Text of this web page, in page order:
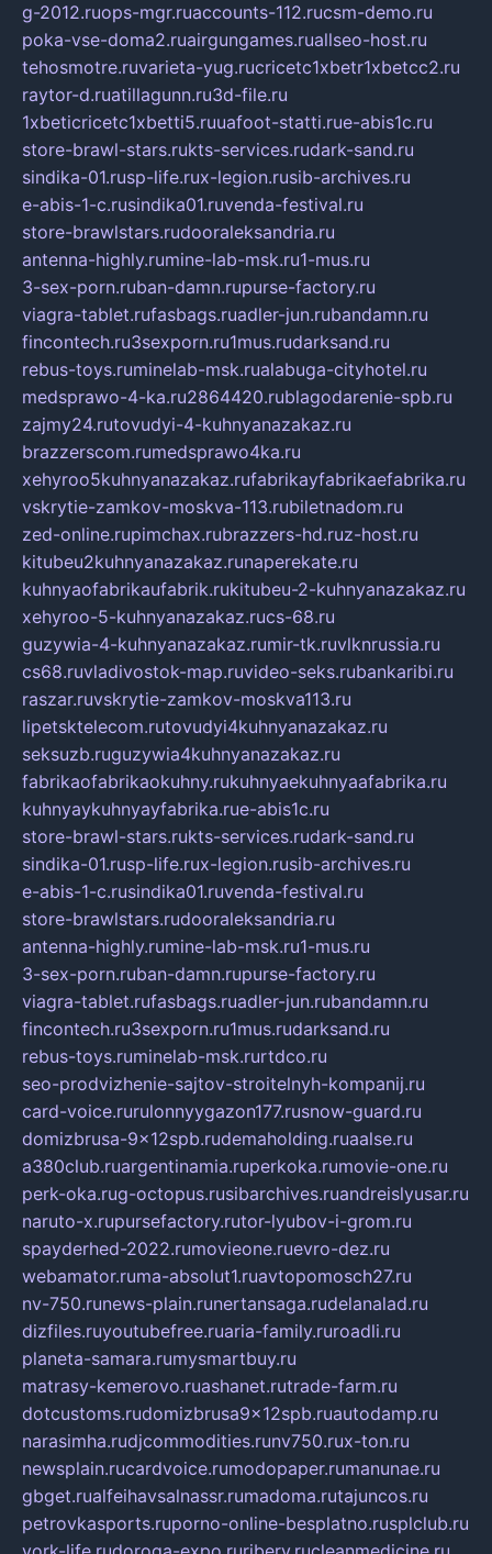
g-2012.ruops-mgr.ruaccounts-112.rucsm-demo.ru
poka-vse-doma2.ruairgungames.ruallseo-host.ru
tehosmotre.ruvarieta-yug.rucricetc1xbetr1xbetcc2.ru
raytor-d.ruatillagunn.ru3d-file.ru
1xbeticricetc1xbetti5.ruuafoot-statti.rue-abis1c.ru
store-brawl-stars.rukts-services.rudark-sand.ru
sindika-01.rusp-life.rux-legion.rusib-archives.ru
e-abis-1-c.rusindika01.ruvenda-festival.ru
store-brawlstars.rudooraleksandria.ru
antenna-highly.rumine-lab-msk.ru1-mus.ru
3-sex-porn.ruban-damn.rupurse-factory.ru
viagra-tablet.rufasbags.ruadler-jun.rubandamn.ru
fincontech.ru3sexporn.ru1mus.rudarksand.ru
rebus-toys.ruminelab-msk.rualabuga-cityhotel.ru
medsprawo-4-ka.ru2864420.rublagodarenie-spb.ru
zajmy24.rutovudyi-4-kuhnyanazakaz.ru
brazzerscom.rumedsprawo4ka.ru
xehyroo5kuhnyanazakaz.rufabrikayfabrikaefabrika.ru
vskrytie-zamkov-moskva-113.rubiletnadom.ru
zed-online.rupimchax.rubrazzers-hd.ruz-host.ru
kitubeu2kuhnyanazakaz.runaperekate.ru
kuhnyaofabrikaufabrik.rukitubeu-2-kuhnyanazakaz.ru
xehyroo-5-kuhnyanazakaz.rucs-68.ru
guzywia-4-kuhnyanazakaz.rumir-tk.ruvlknrussia.ru
cs68.ruvladivostok-map.ruvideo-seks.rubankaribi.ru
raszar.ruvskrytie-zamkov-moskva113.ru
lipetsktelecom.rutovudyi4kuhnyanazakaz.ru
seksuzb.ruguzywia4kuhnyanazakaz.ru
fabrikaofabrikaokuhny.rukuhnyaekuhnyaafabrika.ru
kuhnyaykuhnyayfabrika.rue-abis1c.ru
store-brawl-stars.rukts-services.rudark-sand.ru
sindika-01.rusp-life.rux-legion.rusib-archives.ru
e-abis-1-c.rusindika01.ruvenda-festival.ru
store-brawlstars.rudooraleksandria.ru
antenna-highly.rumine-lab-msk.ru1-mus.ru
3-sex-porn.ruban-damn.rupurse-factory.ru
viagra-tablet.rufasbags.ruadler-jun.rubandamn.ru
fincontech.ru3sexporn.ru1mus.rudarksand.ru
rebus-toys.ruminelab-msk.rurtdco.ru
seo-prodvizhenie-sajtov-stroitelnyh-kompanij.ru
card-voice.rurulonnyygazon177.rusnow-guard.ru
domizbrusa-9x12spb.rudemaholding.ruaalse.ru
a380club.ruargentinamia.ruperkoka.rumovie-one.ru
perk-oka.rug-octopus.rusibarchives.ruandreislyusar.ru
naruto-x.rupursefactory.rutor-lyubov-i-grom.ru
spayderhed-2022.rumovieone.ruevro-dez.ru
webamator.ruma-absolut1.ruavtopomosch27.ru
nv-750.runews-plain.runertansaga.rudelanalad.ru
dizfiles.ruyoutubefree.ruaria-family.ruroadli.ru
planeta-samara.rumysmartbuy.ru
matrasy-kemerovo.ruashanet.rutrade-farm.ru
dotcustoms.rudomizbrusa9x12spb.ruautodamp.ru
narasimha.rudjcommodities.runv750.rux-ton.ru
newsplain.rucardvoice.rumodopaper.rumanunae.ru
gbget.rualfeihavsalnassr.rumadoma.rutajuncos.ru
petrovkasports.ruporno-online-besplatno.rusplclub.ru